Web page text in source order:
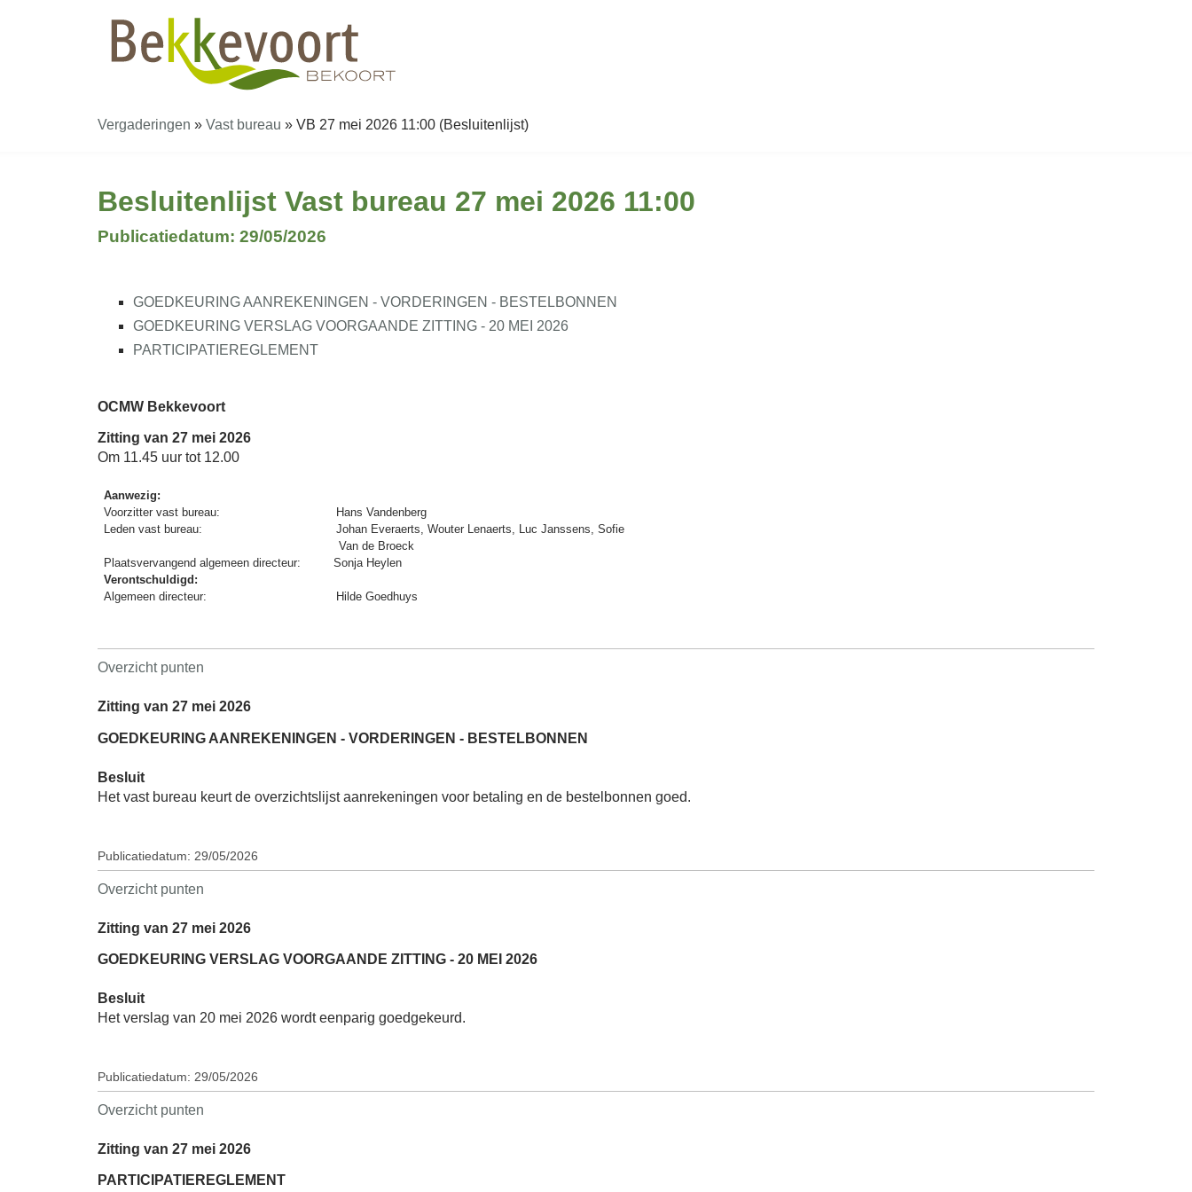
Vergaderingen » Vast bureau » VB 27 mei 2026 11:00 (Besluitenlijst)
Besluitenlijst Vast bureau 27 mei 2026 11:00
Publicatiedatum: 29/05/2026
GOEDKEURING AANREKENINGEN - VORDERINGEN - BESTELBONNEN
GOEDKEURING VERSLAG VOORGAANDE ZITTING - 20 MEI 2026
PARTICIPATIEREGLEMENT
OCMW Bekkevoort
Zitting van 27 mei 2026
Om 11.45 uur tot 12.00
Aanwezig:
Voorzitter vast bureau:
Hans Vandenberg
Leden vast bureau:
Johan Everaerts, Wouter Lenaerts, Luc Janssens, Sofie
Van de Broeck
Plaatsvervangend algemeen directeur:
Sonja Heylen
Verontschuldigd:
Algemeen directeur:
Hilde Goedhuys
Overzicht punten
Zitting van 27 mei 2026
GOEDKEURING AANREKENINGEN - VORDERINGEN - BESTELBONNEN
Besluit
Het vast bureau keurt de overzichtslijst aanrekeningen voor betaling en de bestelbonnen goed.
Publicatiedatum: 29/05/2026
Overzicht punten
Zitting van 27 mei 2026
GOEDKEURING VERSLAG VOORGAANDE ZITTING - 20 MEI 2026
Besluit
Het verslag van 20 mei 2026 wordt eenparig goedgekeurd.
Publicatiedatum: 29/05/2026
Overzicht punten
Zitting van 27 mei 2026
PARTICIPATIEREGLEMENT